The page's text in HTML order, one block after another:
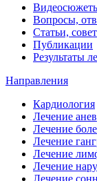
Вопросы,
Статьи,
Публикации
Результаты
Направления
Кардиология
Лечение
Лечение
Лечение
Лечение
Лечение
Лечение